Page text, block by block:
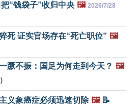
“钱袋子”收归中央 🖼️ 2026/7/28
死 证实官场存在“死亡职位” 🖼️
蹶不振：国足为何走到今天？ 🖼️
义象癌症必须迅速切除 🖼️📝